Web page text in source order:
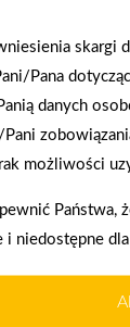
34
skargi
Pana
danych
możliwości
Państwa,
i niedostępne
działania
tablecie,
oraz